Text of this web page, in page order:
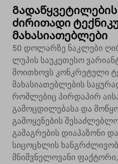
ძირითადი
მახასიათებლები
50 დოლარზე ნაკლები
ლუპის საუკეთესო
მოითხოვს კონკრეტული
მახასიათებლების
რომლებიც პირდაპირ
გამოცდილებასა და
გამოყენების
გამაგრების დიაპაზონი
სიცოცხლის
მნიშვნელოვანი